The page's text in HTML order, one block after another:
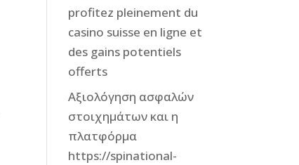
profitez pleinement du
casino suisse en ligne et
des gains potentiels
offerts
Αξιολόγηση ασφαλών
στοιχημάτων και η
πλατφόρμα
https://spinational-